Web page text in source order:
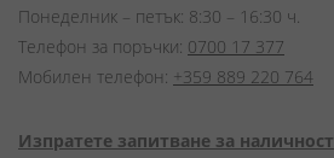
Понеделник – петък: 8:30 – 16:30 ч.
Телефон за поръчки: 0700 17 377
Мобилен телефон: +359 889 220 764
Изпратете запитване за наличност